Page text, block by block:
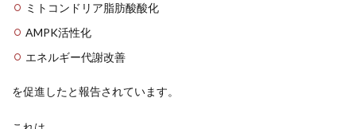
ミトコンドリア脂肪酸酸化
AMPK活性化
エネルギー代謝改善
を促進したと報告されています。